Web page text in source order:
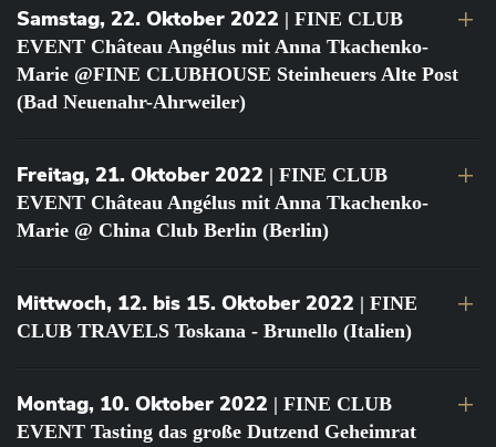
Samstag, 22. Oktober 2022 | FINE CLUB
EVENT Château Angélus mit Anna Tkachenko-
Marie @FINE CLUBHOUSE Steinheuers Alte Post
(Bad Neuenahr-Ahrweiler)
Freitag, 21. Oktober 2022 | FINE CLUB
EVENT Château Angélus mit Anna Tkachenko-
Marie @ China Club Berlin (Berlin)
Mittwoch, 12. bis 15. Oktober 2022 | FINE
CLUB TRAVELS Toskana - Brunello (Italien)
Montag, 10. Oktober 2022 | FINE CLUB
EVENT Tasting das große Dutzend Geheimrat